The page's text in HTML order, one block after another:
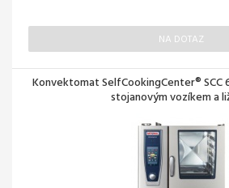
NA DOTAZ
Konvektomat SelfCookingCenter® SCC
stojanovým vozíkem a